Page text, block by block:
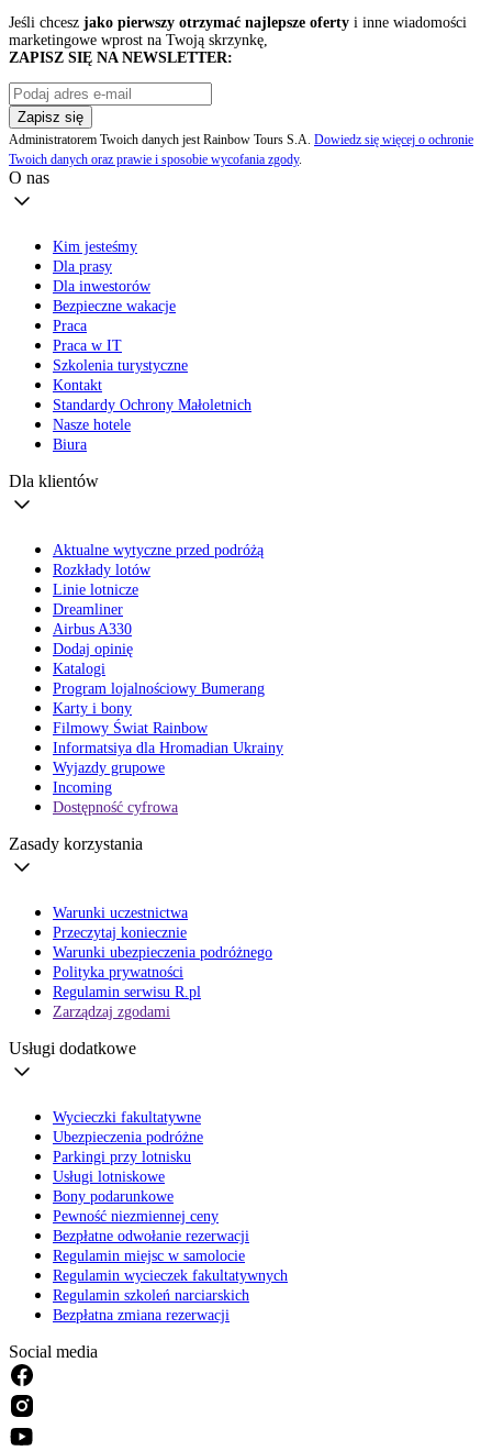
Jeśli chcesz jako pierwszy otrzymać najlepsze oferty i inne wiadomości
marketingowe wprost na Twoją skrzynkę,
ZAPISZ SIĘ NA NEWSLETTER:
Zapisz się
Administratorem Twoich danych jest Rainbow Tours S.A. Dowiedz się więcej o ochronie
Twoich danych oraz prawie i sposobie wycofania zgody.
O nas
Kim jesteśmy
Dla prasy
Dla inwestorów
Bezpieczne wakacje
Praca
Praca w IT
Szkolenia turystyczne
Kontakt
Standardy Ochrony Małoletnich
Nasze hotele
Biura
Dla klientów
Aktualne wytyczne przed podróżą
Rozkłady lotów
Linie lotnicze
Dreamliner
Airbus A330
Dodaj opinię
Katalogi
Program lojalnościowy Bumerang
Karty i bony
Filmowy Świat Rainbow
Informatsiya dla Hromadian Ukrainy
Wyjazdy grupowe
Incoming
Dostępność cyfrowa
Zasady korzystania
Warunki uczestnictwa
Przeczytaj koniecznie
Warunki ubezpieczenia podróżnego
Polityka prywatności
Regulamin serwisu R.pl
Zarządzaj zgodami
Usługi dodatkowe
Wycieczki fakultatywne
Ubezpieczenia podróżne
Parkingi przy lotnisku
Usługi lotniskowe
Bony podarunkowe
Pewność niezmiennej ceny
Bezpłatne odwołanie rezerwacji
Regulamin miejsc w samolocie
Regulamin wycieczek fakultatywnych
Regulamin szkoleń narciarskich
Bezpłatna zmiana rezerwacji
Social media